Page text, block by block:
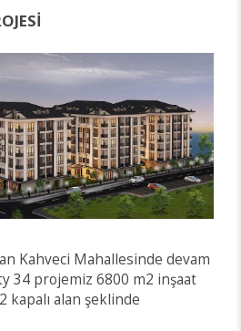
Kahveci Mahallesinde devam
34 projemiz 6800 m2 inşaat
kapalı alan şeklinde